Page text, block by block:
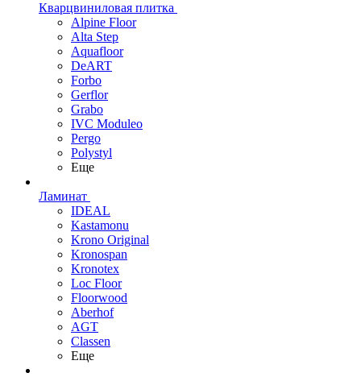
Кварцвиниловая плитка
Alpine Floor
Alta Step
Aquafloor
DeART
Forbo
Gerflor
Grabo
IVC Moduleo
Pergo
Polystyl
Еще
Ламинат
IDEAL
Kastamonu
Krono Original
Kronospan
Kronotex
Loc Floor
Floorwood
Aberhof
AGT
Classen
Еще